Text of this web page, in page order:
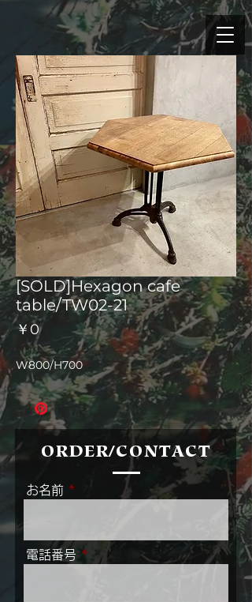
[SOLD]Hexagon cafe
table/TW02-21
￥0価
格
W800/H700
ORDER/CONTACT
お名前
電話番号